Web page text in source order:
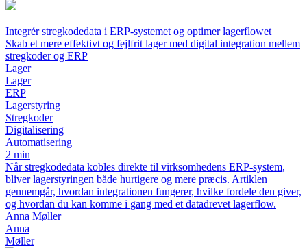
Integrér stregkodedata i ERP-systemet og optimer lagerflowet
Skab et mere effektivt og fejlfrit lager med digital integration mellem
stregkoder og ERP
Lager
Lager
ERP
Lagerstyring
Stregkoder
Digitalisering
Automatisering
2 min
Når stregkodedata kobles direkte til virksomhedens ERP-system,
bliver lagerstyringen både hurtigere og mere præcis. Artiklen
gennemgår, hvordan integrationen fungerer, hvilke fordele den giver,
og hvordan du kan komme i gang med et datadrevet lagerflow.
Anna Møller
Anna
Møller